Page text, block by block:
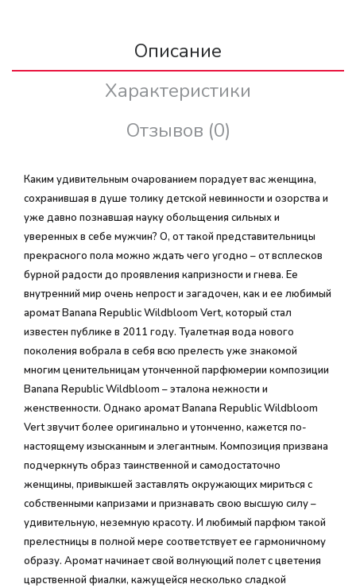
Описание
Характеристики
Отзывов (0)
Каким удивительным очарованием порадует вас женщина,
сохранившая в душе толику детской невинности и озорства и
уже давно познавшая науку обольщения сильных и
уверенных в себе мужчин? О, от такой представительницы
прекрасного пола можно ждать чего угодно – от всплесков
бурной радости до проявления капризности и гнева. Ее
внутренний мир очень непрост и загадочен, как и ее любимый
аромат Banana Republic Wildbloom Vert, который стал
известен публике в 2011 году. Туалетная вода нового
поколения вобрала в себя всю прелесть уже знакомой
многим ценительницам утонченной парфюмерии композиции
Banana Republic Wildbloom – эталона нежности и
женственности. Однако аромат Banana Republic Wildbloom
Vert звучит более оригинально и утонченно, кажется по-
настоящему изысканным и элегантным. Композиция призвана
подчеркнуть образ таинственной и самодостаточно
женщины, привыкшей заставлять окружающих мириться с
собственными капризами и признавать свою высшую силу –
удивительную, неземную красоту. И любимый парфюм такой
прелестницы в полной мере соответствует ее гармоничному
образу. Аромат начинает свой волнующий полет с цветения
царственной фиалки, кажущейся несколько сладкой